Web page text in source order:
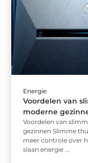
Energie
Voordelen van
moderne
Voordelen van
gezinnen Slimme
meer controle over
slaan energie ...